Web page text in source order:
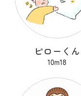
ピローくん
10m18